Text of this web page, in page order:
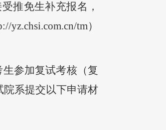
推免生补充报名，
yz.chsi.com.cn/tm）
参加复试考核（复
院系提交以下申请材